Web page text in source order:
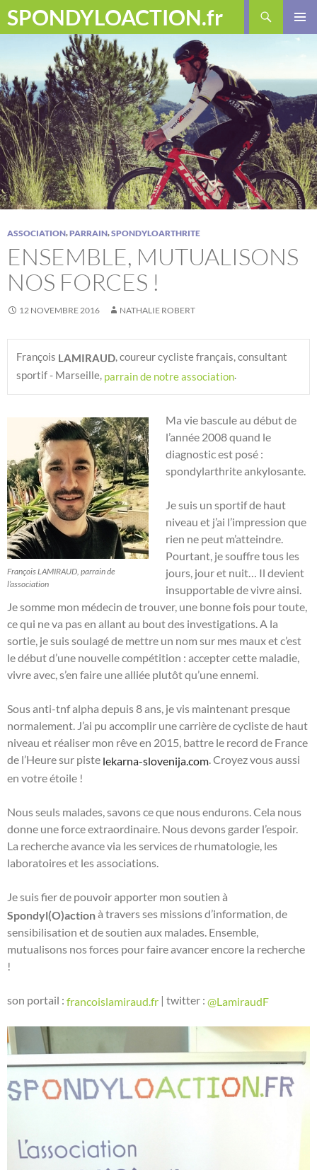
Aller
auSPONDYLOACTION.fr
Recherche
MENU
ASSOCIATION,PARRAIN,SPONDYLOARTHRITE
ENSEMBLE, MUTUALISONS
NOS FORCES !
12 NOVEMBRE 2016 NATHALIE ROBERT
François LAMIRAUD, coureur cycliste français, consultant
sportif - Marseille, parrain de notre association.
François LAMIRAUD, parrain de
l’association
Ma vie bascule au début de
l’année 2008 quand le
diagnostic est posé :
spondylarthrite ankylosante.
Je suis un sportif de haut
niveau et j’ai l’impression que
rien ne peut m’atteindre.
Pourtant, je souffre tous les
jours, jour et nuit… Il devient
insupportable de vivre ainsi.
Je somme mon médecin de trouver, une bonne fois pour toute,
ce qui ne va pas en allant au bout des investigations. A la
sortie, je suis soulagé de mettre un nom sur mes maux et c’est
le début d’une nouvelle compétition : accepter cette maladie,
vivre avec, s’en faire une alliée plutôt qu’une ennemi.
Sous anti-tnf alpha depuis 8 ans, je vis maintenant presque
normalement. J’ai pu accomplir une carrière de cycliste de haut
niveau et réaliser mon rêve en 2015, battre le record de France
de l’Heure sur piste lekarna-slovenija.com . Croyez vous aussi
en votre étoile !
Nous seuls malades, savons ce que nous endurons. Cela nous
donne une force extraordinaire. Nous devons garder l’espoir.
La recherche avance via les services de rhumatologie, les
laboratoires et les associations.
Je suis fier de pouvoir apporter mon soutien à
Spondyl(O)actionà travers ses missions d’information, de
sensibilisation et de soutien aux malades. Ensemble,
mutualisons nos forces pour faire avancer encore la recherche
!
son portail : francoislamiraud.fr | twitter : @LamiraudF